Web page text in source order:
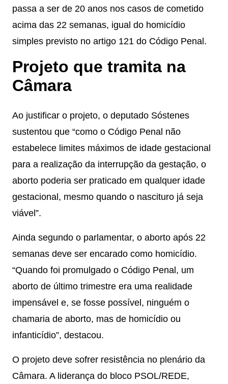
passa a ser de 20 anos nos casos de cometido
acima das 22 semanas, igual do homicídio
simples previsto no artigo 121 do Código Penal.
Projeto que tramita na
Câmara
Ao justificar o projeto, o deputado Sóstenes
sustentou que “como o Código Penal não
estabelece limites máximos de idade gestacional
para a realização da interrupção da gestação, o
aborto poderia ser praticado em qualquer idade
gestacional, mesmo quando o nascituro já seja
viável”.
Ainda segundo o parlamentar, o aborto após 22
semanas deve ser encarado como homicídio.
“Quando foi promulgado o Código Penal, um
aborto de último trimestre era uma realidade
impensável e, se fosse possível, ninguém o
chamaria de aborto, mas de homicídio ou
infanticídio”, destacou.
O projeto deve sofrer resistência no plenário da
Câmara. A liderança do bloco PSOL/REDE,